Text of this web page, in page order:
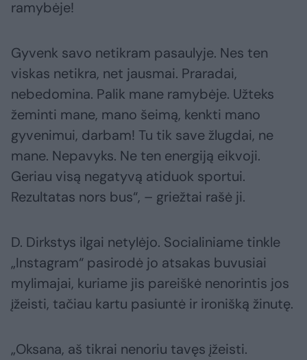
ramybėje!
Gyvenk savo netikram pasaulyje. Nes ten
viskas netikra, net jausmai. Praradai,
nebedomina. Palik mane ramybėje. Užteks
žeminti mane, mano šeimą, kenkti mano
gyvenimui, darbam! Tu tik save žlugdai, ne
mane. Nepavyks. Ne ten energiją eikvoji.
Geriau visą negatyvą atiduok sportui.
Rezultatas nors bus“, – griežtai rašė ji.
D. Dirkstys ilgai netylėjo. Socialiniame tinkle
„Instagram“ pasirodė jo atsakas buvusiai
mylimajai, kuriame jis pareiškė nenorintis jos
įžeisti, tačiau kartu pasiuntė ir ironišką žinutę.
„Oksana, aš tikrai nenoriu tavęs įžeisti.